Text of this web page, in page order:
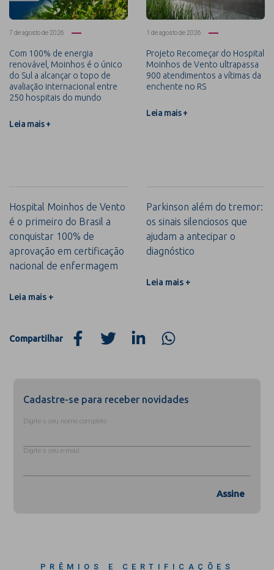
7 de agosto de 2026
Com 100% de energia
renovável, Moinhos é o único
do Sul a alcançar o topo de
avaliação internacional entre
250 hospitais do mundo
Leia mais +
1 de agosto de 2026
Projeto Recomeçar do Hospital
Moinhos de Vento ultrapassa
900 atendimentos a vítimas da
enchente no RS
Leia mais +
Hospital Moinhos de Vento
é o primeiro do Brasil a
conquistar 100% de
aprovação em certificação
nacional de enfermagem
Leia mais +
Parkinson além do tremor:
os sinais silenciosos que
ajudam a antecipar o
diagnóstico
Leia mais +
Compartilhar
Cadastre-se para receber novidades
Digite o seu nome completo
Digite o seu e-mail
Assine
PRÊMIOS E CERTIFICAÇÕES